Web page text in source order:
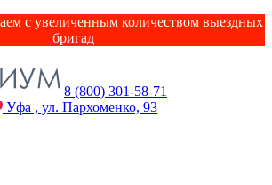
с увеличенным количеством выездных
бригад
8 (800) 301-58-71
Уфа , ул. Пархоменко, 93